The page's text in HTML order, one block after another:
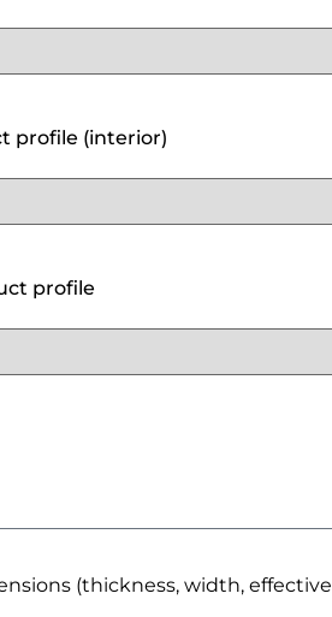
profile (interior)
profile
(thickness, width, effective